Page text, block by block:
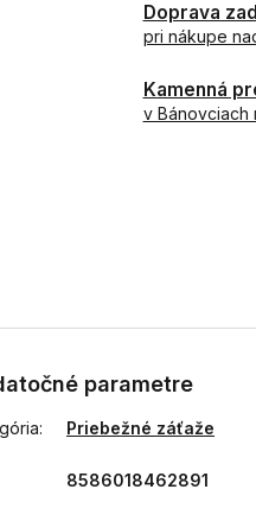
Doprava
pri nákupe
Kamenná
v Bánovciach
parametre
: Priebežné záťaže
8586018462891